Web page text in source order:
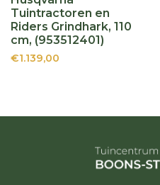
Tuintractoren en
Riders Grindhark, 110
cm, (953512401)
€1.139,00